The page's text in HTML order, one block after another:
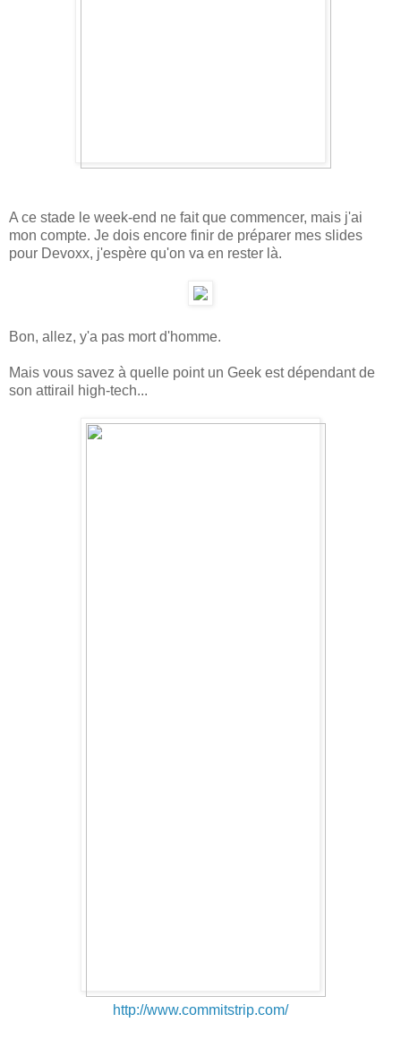
A ce stade le week-end ne fait que commencer, mais j'ai
mon compte. Je dois encore finir de préparer mes slides
pour Devoxx, j'espère qu'on va en rester là.
Bon, allez, y'a pas mort d'homme.
Mais vous savez à quelle point un Geek est dépendant de
son attirail high-tech...
http://www.commitstrip.com/